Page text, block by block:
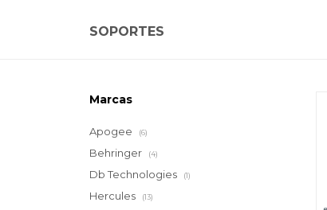
SOPORTES
Marcas
Apogee (6)
Behringer (4)
Db Technologies (1)
Hercules (13)